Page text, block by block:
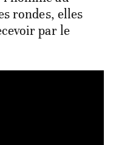
rondes, elles
par le